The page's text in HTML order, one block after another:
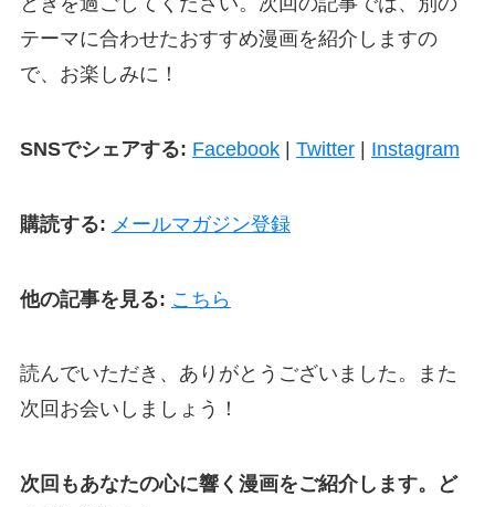
テーマに合わせたおすすめ漫画を紹介しますの
で、お楽しみに！
SNSでシェアする: Facebook| Twitter| Instagram
購読する: メールマガジン登録
他の記事を見る: こちら
読んでいただき、ありがとうございました。また
次回お会いしましょう！
次回もあなたの心に響く漫画をご紹介します。ど